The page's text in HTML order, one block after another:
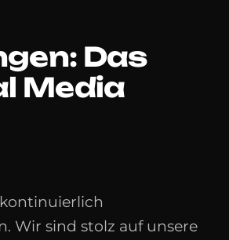
Das
Media
Wir sind stolz auf unsere